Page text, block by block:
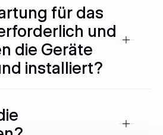
für das
und
die Geräte
installiert?